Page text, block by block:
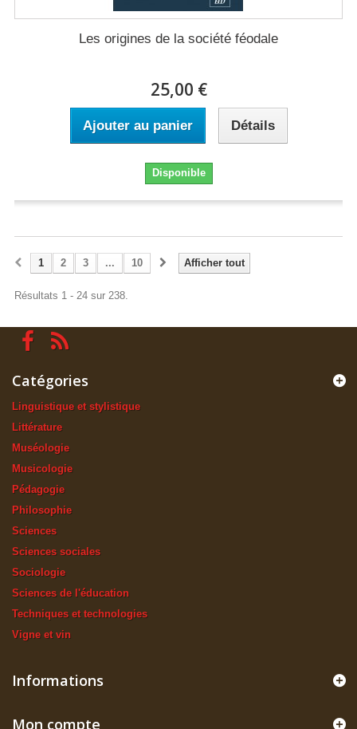
Les origines de la société féodale
25,00 €
Ajouter au panier Détails
Disponible
Afficher tout
1 2 3 ... 10
Résultats 1 - 24 sur 238.
Catégories
Linguistique et stylistique
Littérature
Muséologie
Musicologie
Pédagogie
Philosophie
Sciences
Sciences sociales
Sociologie
Sciences de l'éducation
Techniques et technologies
Vigne et vin
Informations
Mon compte